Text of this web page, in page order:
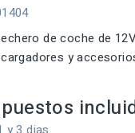
de coche de
y